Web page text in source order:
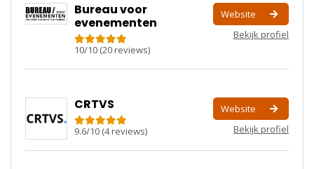
Bureau voor
evenementen
10/10 (20reviews)
Website
Bekijk profiel
CRTVS
9.6/10 (4reviews)
Website
Bekijk profiel